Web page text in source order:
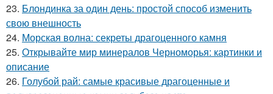
23. Блондинка за один день: простой способ изменить
свою внешность
24. Морская волна: секреты драгоценного камня
25. Открывайте мир минералов Черноморья: картинки и
описание
26. Голубой рай: самые красивые драгоценные и